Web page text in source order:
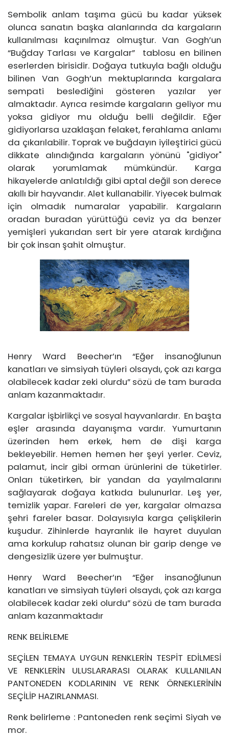
Sembolik anlam taşıma gücü bu kadar yüksek
olunca sanatın başka alanlarında da kargaların
kullanılması kaçınılmaz olmuştur. Van Gogh’un
“Buğday Tarlası ve Kargalar” tablosu en bilinen
eserlerden birisidir. Doğaya tutkuyla bağlı olduğu
bilinen Van Gogh’un mektuplarında kargalara
sempati beslediğini gösteren yazılar yer
almaktadır. Ayrıca resimde kargaların geliyor mu
yoksa gidiyor mu olduğu belli değildir. Eğer
gidiyorlarsa uzaklaşan felaket, ferahlama anlamı
da çıkarılabilir. Toprak ve buğdayın iyileştirici gücü
dikkate alındığında kargaların yönünü "gidiyor"
olarak yorumlamak mümkündür. Karga
hikayelerde anlatıldığı gibi aptal değil son derece
akıllı bir hayvandır. Alet kullanabilir. Yiyecek bulmak
için olmadık numaralar yapabilir. Kargaların
oradan buradan yürüttüğü ceviz ya da benzer
yemişleri yukarıdan sert bir yere atarak kırdığına
bir çok insan şahit olmuştur.
Henry Ward Beecher’ın “Eğer insanoğlunun
kanatları ve simsiyah tüyleri olsaydı, çok azı karga
olabilecek kadar zeki olurdu” sözü de tam burada
anlam kazanmaktadır.
Kargalar işbirlikçi ve sosyal hayvanlardır. En başta
eşler arasında dayanışma vardır. Yumurtanın
üzerinden hem erkek, hem de dişi karga
bekleyebilir. Hemen hemen her şeyi yerler. Ceviz,
palamut, incir gibi orman ürünlerini de tüketirler.
Onları tüketirken, bir yandan da yayılmalarını
sağlayarak doğaya katkıda bulunurlar. Leş yer,
temizlik yapar. Fareleri de yer, kargalar olmazsa
şehri fareler basar. Dolayısıyla karga çelişkilerin
kuşudur. Zihinlerde hayranlık ile hayret duyulan
ama korkulup rahatsız olunan bir garip denge ve
dengesizlik üzere yer bulmuştur.
Henry Ward Beecher’ın “Eğer insanoğlunun
kanatları ve simsiyah tüyleri olsaydı, çok azı karga
olabilecek kadar zeki olurdu” sözü de tam burada
anlam kazanmaktadır
RENK BELİRLEME
SEÇİLEN TEMAYA UYGUN RENKLERİN TESPİT EDİLMESİ
VE RENKLERİN ULUSLARARASI OLARAK KULLANILAN
PANTONEDEN KODLARININ VE RENK ÖRNEKLERİNİN
SEÇİLİP HAZIRLANMASI.
Renk belirleme : Pantoneden renk seçimi Siyah ve
mor.